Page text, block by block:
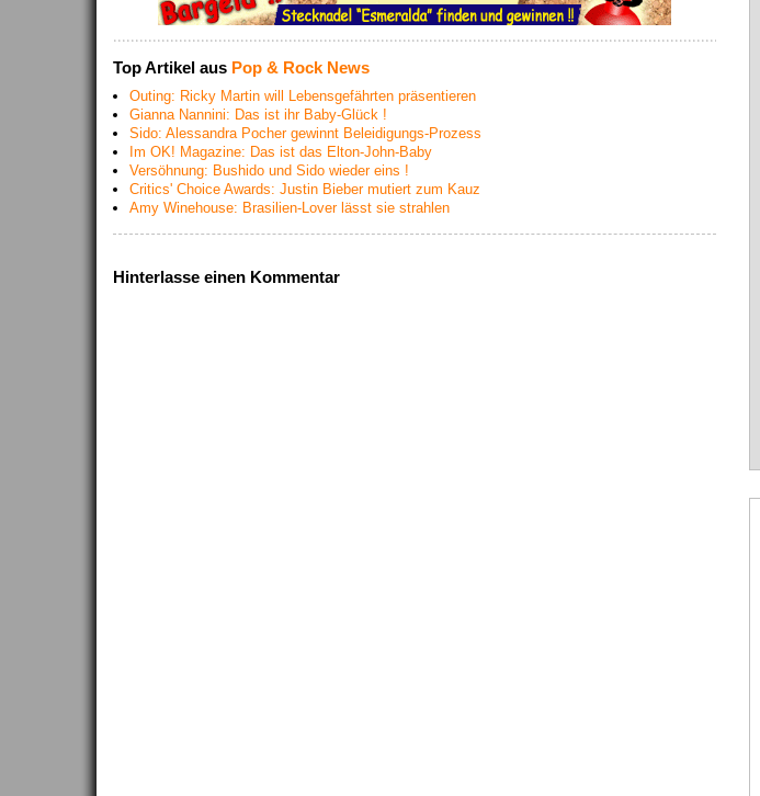
Top Artikel aus Pop & Rock News
Outing: Ricky Martin will Lebensgefährten präsentieren
Gianna Nannini: Das ist ihr Baby-Glück !
Sido: Alessandra Pocher gewinnt Beleidigungs-Prozess
Im OK! Magazine: Das ist das Elton-John-Baby
Versöhnung: Bushido und Sido wieder eins !
Critics' Choice Awards: Justin Bieber mutiert zum Kauz
Amy Winehouse: Brasilien-Lover lässt sie strahlen
Hinterlasse einen Kommentar